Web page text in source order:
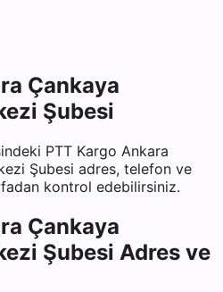
Çankaya
Şubesi
PTT Kargo Ankara
Şubesi adres, telefon ve
kontrol edebilirsiniz.
Çankaya
Şubesi Adres ve